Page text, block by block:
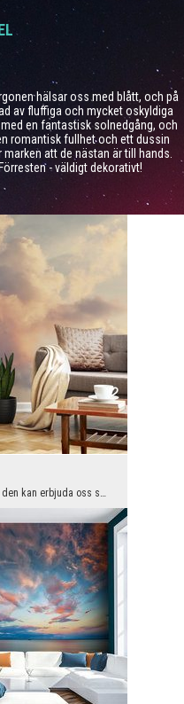
hälsar oss med blått, och på
av fluffiga och mycket oskyldiga
en fantastisk solnedgång, och
romantisk fullhet och ett dussin
att de nästan är till hands.
- väldigt dekorativt!
Himlen har den egenskapen att den kan erbjuda oss spektakulära shower när som helst på dygnet ell...